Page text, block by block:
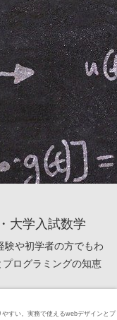
大学入試数学
験や初学者の方でもわ
ログラミングの知恵
大学入試数学.
すい。実務で使えるwebデザインとプ